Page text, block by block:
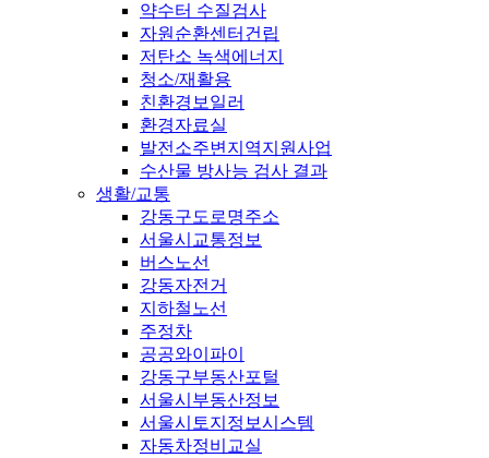
약수터 수질검사
자원순환센터건립
저탄소 녹색에너지
청소/재활용
친환경보일러
환경자료실
발전소주변지역지원사업
수산물 방사능 검사 결과
생활/교통
강동구도로명주소
서울시교통정보
버스노선
강동자전거
지하철노선
주정차
공공와이파이
강동구부동산포털
서울시부동산정보
서울시토지정보시스템
자동차정비교실